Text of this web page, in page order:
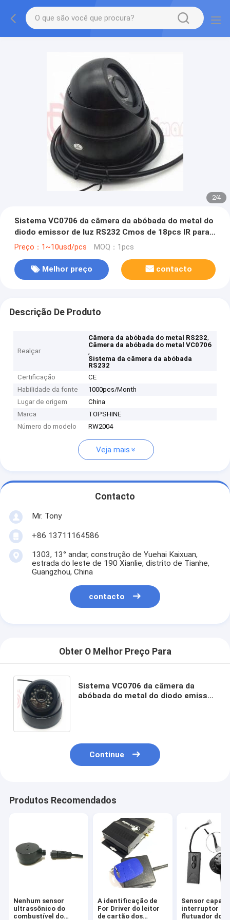
2/4
Sistema VC0706 da câmera da abóbada do metal do
diodo emissor de luz RS232 Cmos de 18pcs IR para
o carro do veículo
Preço：1~10usd/pcs MOQ：1pcs
Melhor preço contacto
Descrição De Produto
Realçar
Câmera da abóbada do metal RS232,
Câmera da abóbada do metal VC0706
,
Sistema da câmera da abóbada
RS232
Certificação
CE
Habilidade da fonte
1000pcs/Month
Lugar de origem
China
Marca
TOPSHINE
Número do modelo
RW2004
Veja mais
Contacto
Mr. Tony
+86 13711164586
1303, 13° andar, construção de Yuehai Kaixuan,
estrada do leste de 190 Xianlie, distrito de Tianhe,
Guangzhou, China
contacto
Obter O Melhor Preço Para
Sistema VC0706 da câmera da
abóbada do metal do diodo emissor
Continue
Produtos Recomendados
Nenhum sensor
ultrassônico do
combustível do
A identificação de
For Driver do leitor
de cartão dos
Sensor
interruptor de
flutuador do